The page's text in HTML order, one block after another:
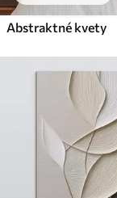
Abstraktné kvety